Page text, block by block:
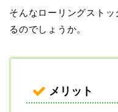
そんなローリングスト
るのでしょうか。
メリット